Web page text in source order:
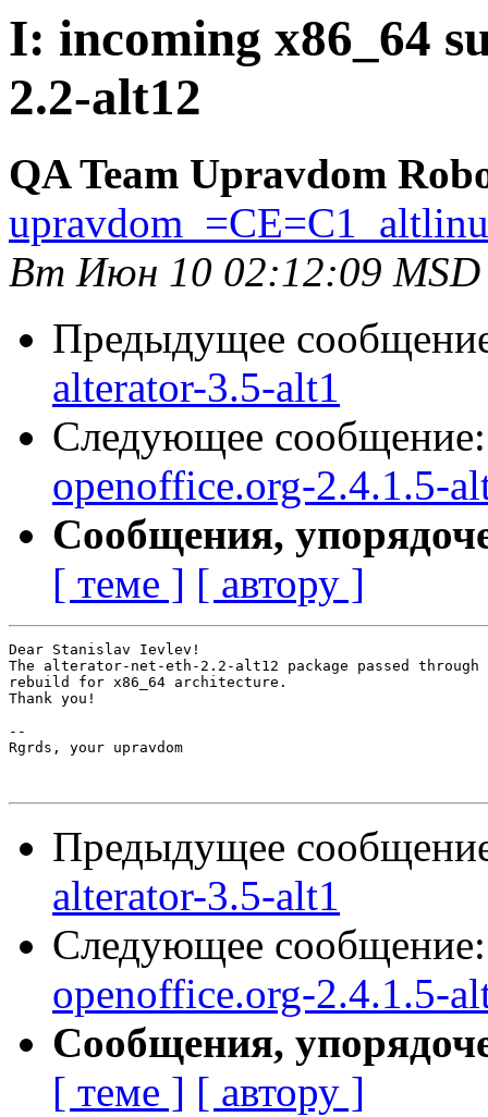
I: incoming x86_64
2.2-alt12
QA Team Upravdom
Вт Июн 10 02:12:09 MSD
Предыдущее
alterator-3.5-alt1
Следующее
openoffice.org-2.4.1.5-
Сообщения,
[ теме ] [ автору ]
Dear Stanislav Ievlev!
The alterator-net-eth-2.2-alt12 package passed through
rebuild for x86_64 architecture.
Thank you!
--
Rgrds, your upravdom
Предыдущее
alterator-3.5-alt1
Следующее
openoffice.org-2.4.1.5-
Сообщения,
[ теме ] [ автору ]